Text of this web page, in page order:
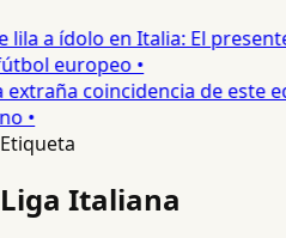
lila a ídolo en Italia: El
europeo •
extraña coincidencia de este
•
Etiqueta
Liga Italiana